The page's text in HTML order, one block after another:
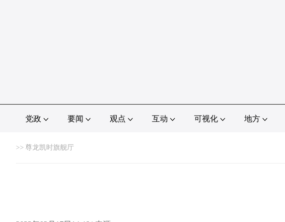
党政 要闻 观点 互动 可视化 地方
>> 尊龙凯时旗舰厅